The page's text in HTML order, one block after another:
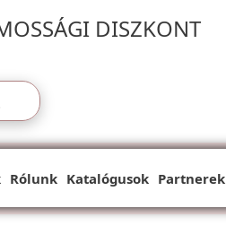
DISZKONT
Rólunk Katalógusok Partnerek